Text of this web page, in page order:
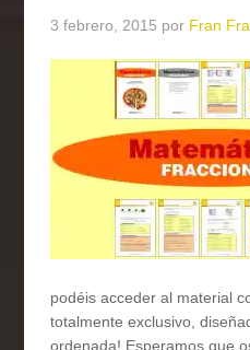
3 febrero, 2015 por Fran
podéis acceder al material
totalmente exclusivo,
ordenada! Esperamos que